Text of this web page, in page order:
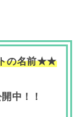
の名前★★
中！！